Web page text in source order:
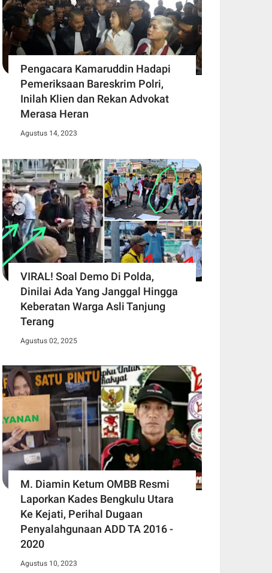
Pengacara Kamaruddin Hadapi
Pemeriksaan Bareskrim Polri,
Inilah Klien dan Rekan Advokat
Merasa Heran
Agustus 14, 2023
VIRAL! Soal Demo Di Polda,
Dinilai Ada Yang Janggal Hingga
Keberatan Warga Asli Tanjung
Terang
Agustus 02, 2025
M. Diamin Ketum OMBB Resmi
Laporkan Kades Bengkulu Utara
Ke Kejati, Perihal Dugaan
Penyalahgunaan ADD TA 2016 -
2020
Agustus 10, 2023